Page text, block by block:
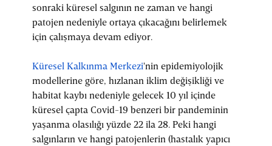
sonraki küresel salgının ne zaman ve hangi
patojen nedeniyle ortaya çıkacağını belirlemek
için çalışmaya devam ediyor.
Küresel Kalkınma Merkezi'nin epidemiyolojik
modellerine göre, hızlanan iklim değişikliği ve
habitat kaybı nedeniyle gelecek 10 yıl içinde
küresel çapta Covid-19 benzeri bir pandeminin
yaşanma olasılığı yüzde 22 ila 28. Peki hangi
salgınların ve hangi patojenlerin (hastalık yapıcı